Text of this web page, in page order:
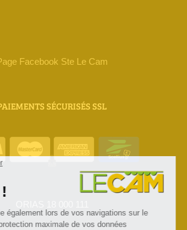
Facebook Ste Le Cam
SÉCURISÉS SSL